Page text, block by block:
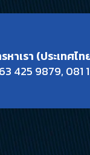
หาเรา (ประเทศไท
425 9879, 081